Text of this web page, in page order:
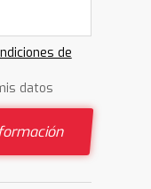
de
datos